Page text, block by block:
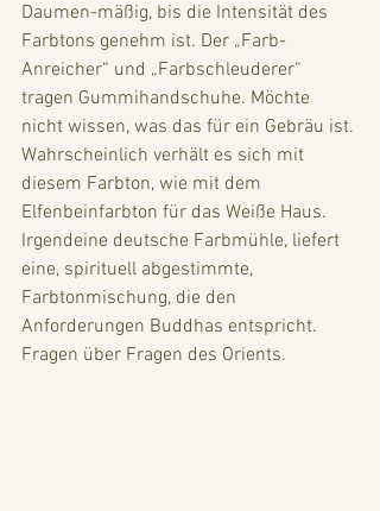
Daumen-mäßig, bis die Intensität des
Farbtons genehm ist. Der „Farb-
Anreicher“ und „Farbschleuderer“
tragen Gummihandschuhe. Möchte
nicht wissen, was das für ein Gebräu ist.
Wahrscheinlich verhält es sich mit
diesem Farbton, wie mit dem
Elfenbeinfarbton für das Weiße Haus.
Irgendeine deutsche Farbmühle, liefert
eine, spirituell abgestimmte,
Farbtonmischung, die den
Anforderungen Buddhas entspricht.
Fragen über Fragen des Orients.